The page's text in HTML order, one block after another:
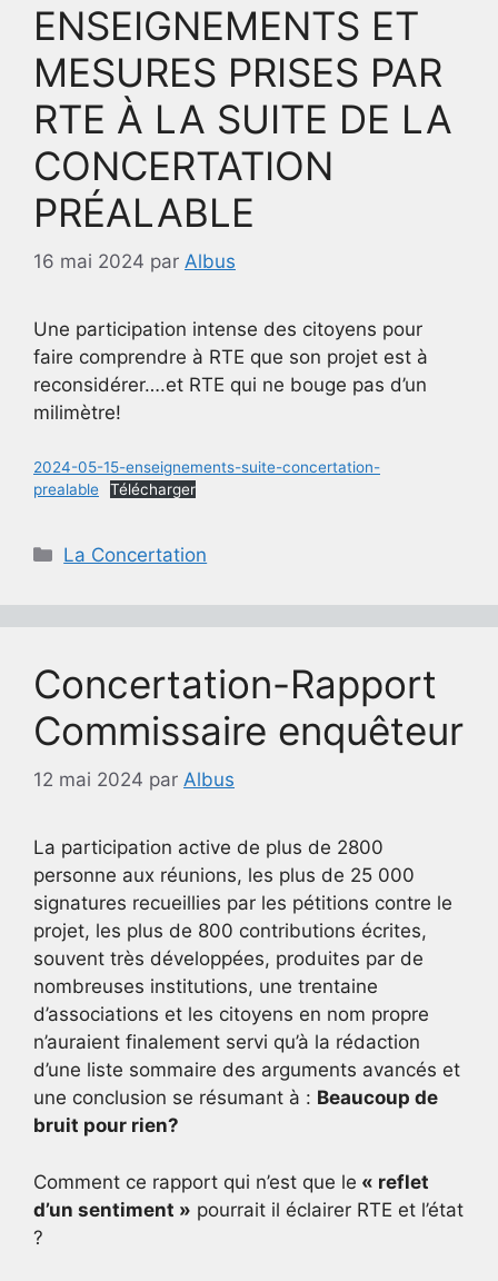
ENSEIGNEMENTS ET
MESURES PRISES PAR
RTE À LA SUITE DE LA
CONCERTATION
PRÉALABLE
16 mai 2024 par Albus
Une participation intense des citoyens pour
faire comprendre à RTE que son projet est à
reconsidérer….et RTE qui ne bouge pas d’un
milimètre!
2024-05-15-enseignements-suite-concertation-
prealable
Télécharger
Catégories
La Concertation
Concertation-Rapport
Commissaire enquêteur
12 mai 2024 par Albus
La participation active de plus de 2800
personne aux réunions, les plus de 25 000
signatures recueillies par les pétitions contre le
projet, les plus de 800 contributions écrites,
souvent très développées, produites par de
nombreuses institutions, une trentaine
d’associations et les citoyens en nom propre
n’auraient finalement servi qu’à la rédaction
d’une liste sommaire des arguments avancés et
une conclusion se résumant à : Beaucoup de
bruit pour rien?
Comment ce rapport qui n’est que le « reflet
d’un sentiment » pourrait il éclairer RTE et l’état
?